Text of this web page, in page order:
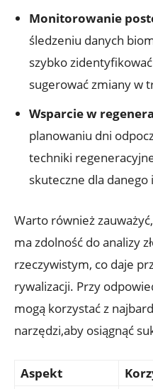
Monitorowanie
śledzeniu danych
szybko
sugerować zmiany w
Wsparcie w
planowaniu dni
techniki
skuteczne dla
Warto również
ma zdolność do analizy
rzeczywistym, co daje
rywalizacji. Przy
mogą korzystać z
narzędzi,aby osiągnąć
Aspekt